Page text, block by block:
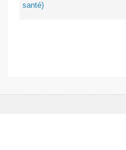
santé)